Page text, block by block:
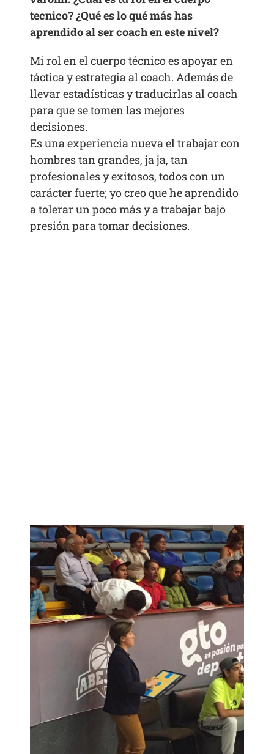
tecnico? ¿Qué es lo qué más has
aprendido al ser coach en este nivel?
Mi rol en el cuerpo técnico es apoyar en
táctica y estrategia al coach. Además de
llevar estadísticas y traducirlas al coach
para que se tomen las mejores
decisiones.
Es una experiencia nueva el trabajar con
hombres tan grandes, ja ja, tan
profesionales y exitosos, todos con un
carácter fuerte; yo creo que he aprendido
a tolerar un poco más y a trabajar bajo
presión para tomar decisiones.